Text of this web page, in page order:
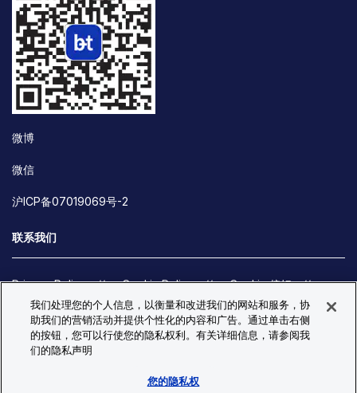
微博
微信
沪ICP备07019069号-2
联系我们
Privacy Policy Cookie Policy
Cookie 偏好
Site Map
© Copyright 2026 Bio-Techne. All Rights Reserved. All
trademarks and registered trademarks are the property of Bio-
我们处理您的个人信息，以衡量和改进我们的网站和服务，协
助我们的营销活动并提供个性化的内容和广告。通过单击右侧
的按钮，您可以行使您的隐私权利。有关详细信息，请参阅我
们的隐私声明
您的隐私权